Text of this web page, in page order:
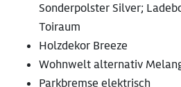
Sonderpolster Silver;
Toiraum
Holzdekor Breeze
Wohnwelt alternativ
Parkbremse elektrisch